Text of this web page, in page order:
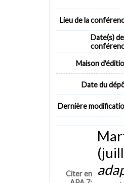
Lieu de la
Date(s)
Maison
Date du
Dernière
Citer en